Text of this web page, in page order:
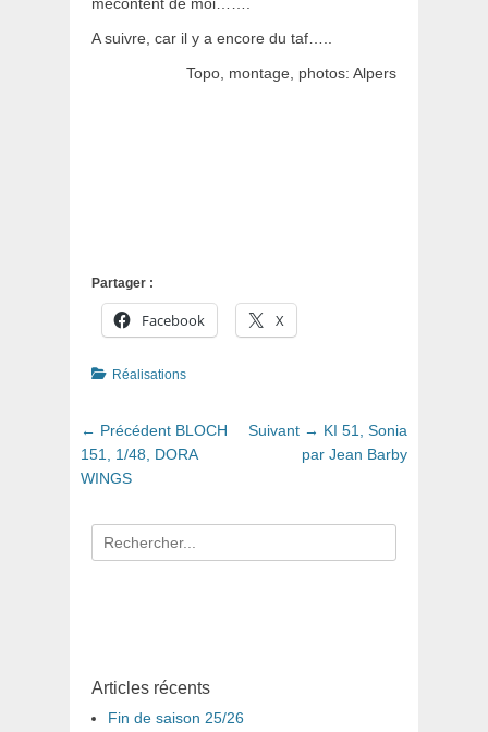
A suivre, car il y a encore du taf…..
Topo, montage, photos: Alpers
Partager :
Facebook X
Catégories
Réalisations
Navigation
de
l’article
← Précédent Article
précédent
BLOCH
151, 1/48, DORA
WINGS
Suivant → Article
suivant
KI 51, Sonia
par Jean Barby
Recherche
pour
Articles récents
Fin de saison 25/26